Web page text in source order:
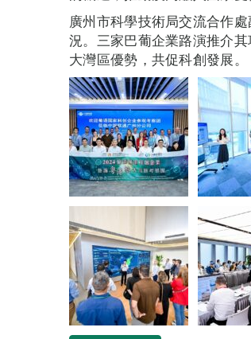
廣州市科學技術局交流合作
況。三家巴葡企業路演推介
大灣區優勢，共促科創發展。